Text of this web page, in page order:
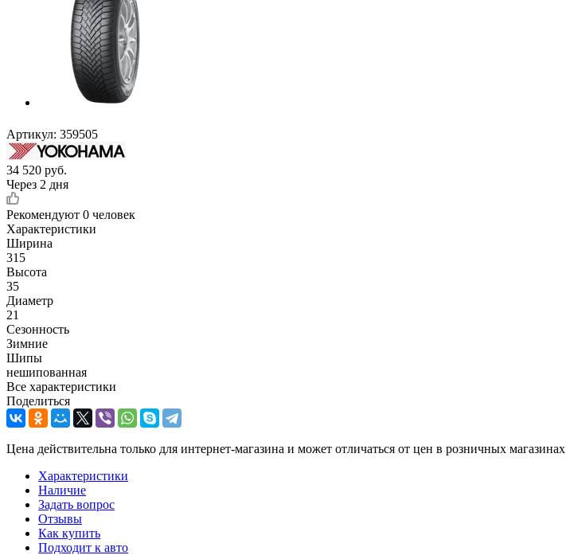
Артикул: 359505
34 520 руб.
Через 2 дня
Рекомендуют 0 человек
Характеристики
Ширина
315
Высота
35
Диаметр
21
Сезонность
Зимние
Шипы
нешипованная
Все характеристики
Поделиться
Цена действительна только для интернет-магазина и может отличаться от цен в розничных магазинах
Характеристики
Наличие
Задать вопрос
Отзывы
Как купить
Подходит к авто